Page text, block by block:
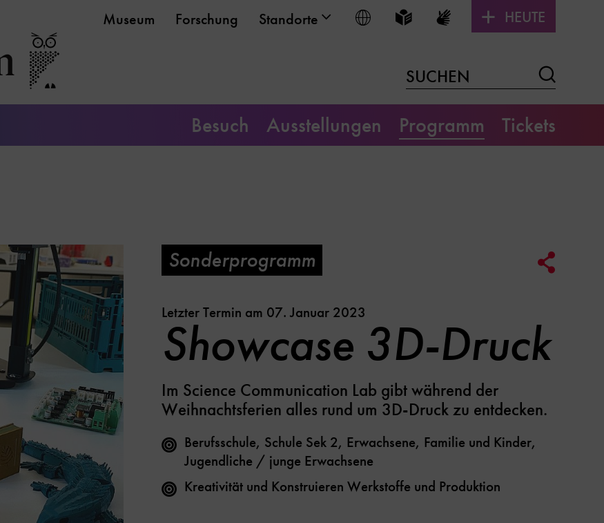
Museum Forschung Standorte Sprache wählen
Leichte Sprache
Gebärdensprache
HEUTE
SUCHEN
Besuch Ausstellungen Programm Tickets
Sonderprogramm
Letzter Termin am 07. Januar 2023
Showcase 3D-Druck
Im Science Communication Lab gibt während der
Weihnachtsferien alles rund um 3D-Druck zu entdecken.
Berufsschule, Schule Sek 2, Erwachsene, Familie und Kinder,
Jugendliche / junge Erwachsene
Kreativität und Konstruieren Werkstoffe und Produktion